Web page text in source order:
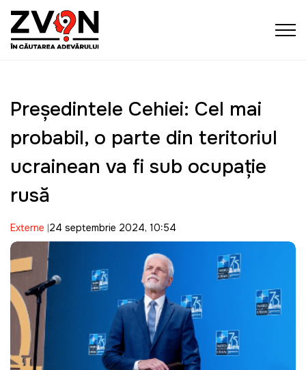
Președintele Cehiei: Cel mai
probabil, o parte din teritoriul
ucrainean va fi sub ocupație
rusă
Externe 24 septembrie 2024, 10:54